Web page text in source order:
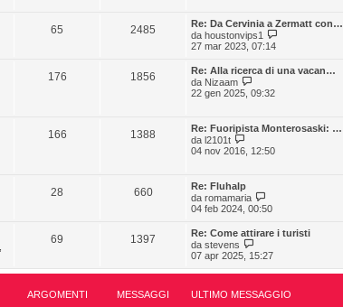
l
o
a
65 2485
Re: Da Cervinia a Zermatt con…
da houstonvips1
u
o
o
27 mar 2023, 07:14
176 1856
Re: Alla ricerca di una vacan…
da Nizaam
e
l
t
i
e
s
a
g
o
22 gen 2025, 09:32
166 1388
Re: Fuoripista Monterosaski: …
da l2101t
e
d
t
i
o
m
e
s
a
g
04 nov 2016, 12:50
28 660
Re: Fluhalp
da romamaria
e
u
l
t
i
o
04 feb 2024, 00:50
69 1397
Re: Come attirare i turisti
da stevens
e
i
l
07 apr 2025, 15:27
ARGOMENTI MESSAGGI ULTIMO MESSAGGIO